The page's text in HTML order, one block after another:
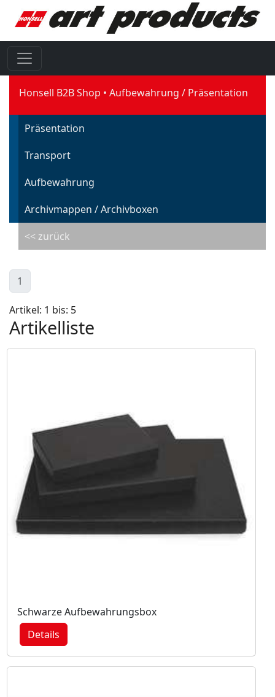
Honsell B2B Shop Aufbewahrung / Präsentation
Präsentation
Transport
Aufbewahrung
Archivmappen / Archivboxen
<< zurück
1
Artikel: 1 bis: 5
Artikelliste
Schwarze Aufbewahrungsbox
Details